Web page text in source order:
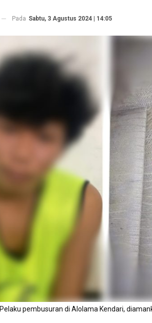
Pada Sabtu, 3 Agustus 2024 | 14:05
Pelaku pembusuran di Alolama Kendari,